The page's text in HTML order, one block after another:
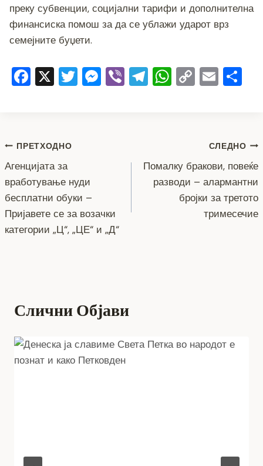
преку субвенции, социјални тарифи и дополнителна
финансиска помош за да се ублажи ударот врз
семејните буџети.
F
b
o
o
k
X T M Vi T
m
W
p
p
C
n
k
E
Навигација
на
напис
ПРЕТХОДНО
Агенцијата за
вработување нуди
бесплатни обуки –
Пријавете се за возачки
категории „Ц“, „ЦЕ“ и „Д“
СЛЕДНО
Помалку бракови, повеќе
разводи – алармантни
бројки за третото
тримесечие
Слични Објави